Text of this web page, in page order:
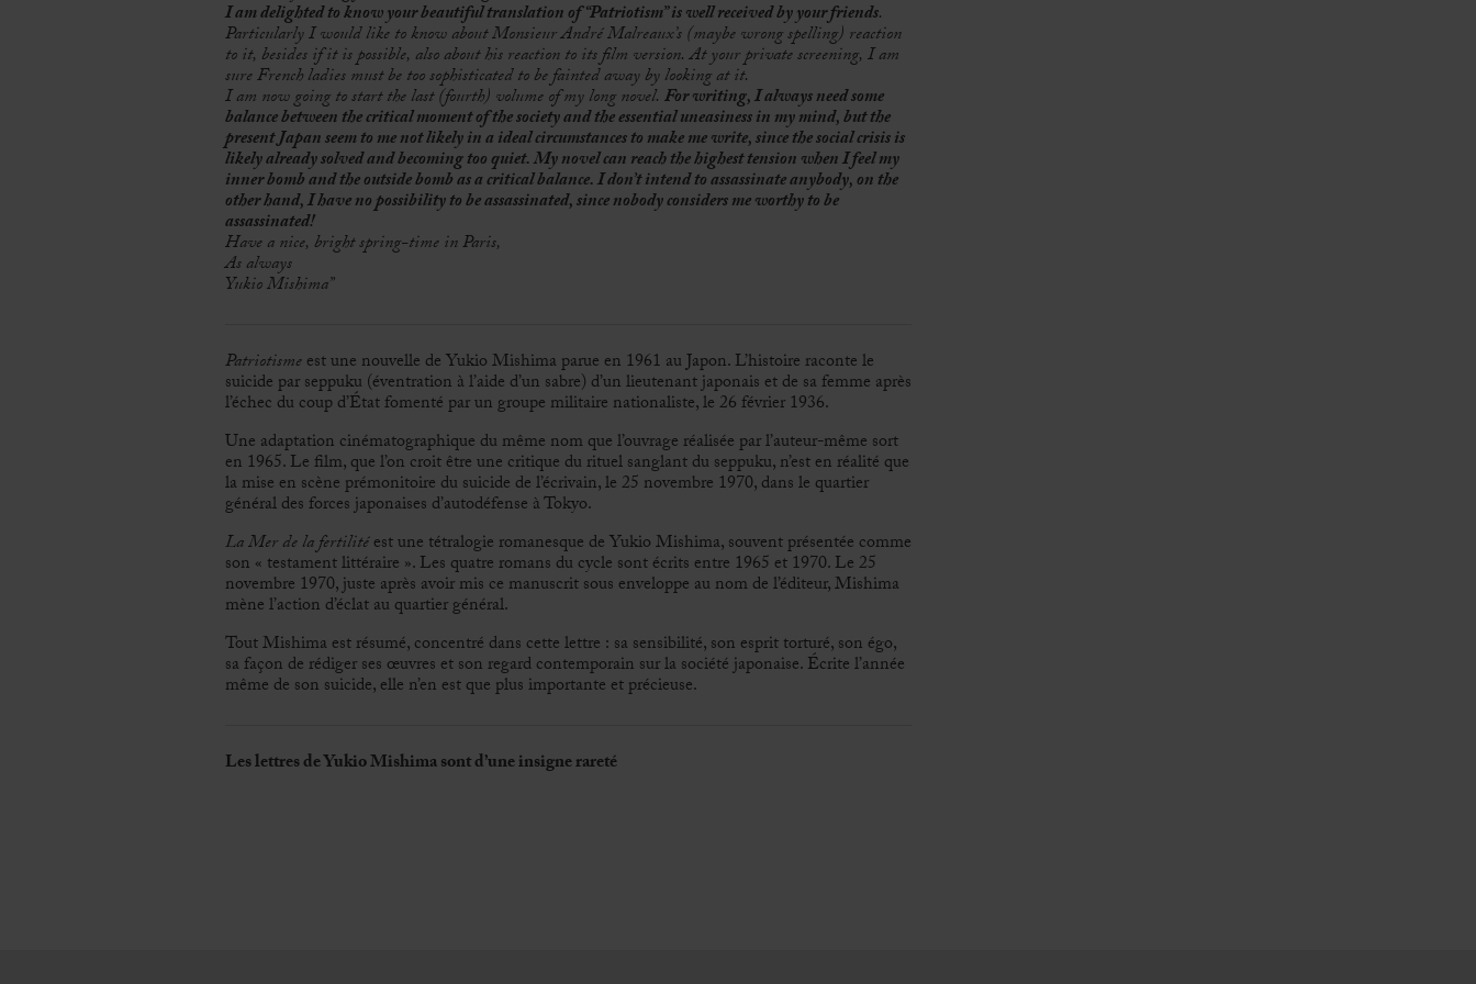
I am delighted to know your beautiful translation of “Patriotism” is well received by your friends.
Particularly I would like to know about Monsieur André Malreaux’s (maybe wrong spelling) reaction
to it, besides if it is possible, also about his reaction to its film version. At your private screening, I am
sure French ladies must be too sophisticated to be fainted away by looking at it.
I am now going to start the last (fourth) volume of my long novel. For writing, I always need some
balance between the critical moment of the society and the essential uneasiness in my mind, but the
present Japan seem to me not likely in a ideal circumstances to make me write, since the social crisis is
likely already solved and becoming too quiet. My novel can reach the highest tension when I feel my
inner bomb and the outside bomb as a critical balance. I don’t intend to assassinate anybody, on the
other hand, I have no possibility to be assassinated, since nobody considers me worthy to be
assassinated!
Have a nice, bright spring-time in Paris,
As always
Yukio Mishima”
Patriotismeest une nouvelle de Yukio Mishima parue en 1961 au Japon. L’histoire raconte le
suicide par seppuku (éventration à l’aide d’un sabre) d’un lieutenant japonais et de sa femme après
l’échec du coup d’État fomenté par un groupe militaire nationaliste, le 26 février 1936.
Une adaptation cinématographique du même nom que l’ouvrage réalisée par l’auteur-même sort
en 1965. Le film, que l’on croit être une critique du rituel sanglant du seppuku, n’est en réalité que
la mise en scène prémonitoire du suicide de l’écrivain, le 25 novembre 1970, dans le quartier
général des forces japonaises d’autodéfense à Tokyo.
La Mer de la fertilitéest une tétralogie romanesque de Yukio Mishima, souvent présentée comme
son « testament littéraire ». Les quatre romans du cycle sont écrits entre 1965 et 1970. Le 25
novembre 1970, juste après avoir mis ce manuscrit sous enveloppe au nom de l’éditeur, Mishima
mène l’action d’éclat au quartier général.
Tout Mishima est résumé, concentré dans cette lettre : sa sensibilité, son esprit torturé, son égo,
sa façon de rédiger ses œuvres et son regard contemporain sur la société japonaise. Écrite l’année
même de son suicide, elle n’en est que plus importante et précieuse.
Les lettres de Yukio Mishima sont d’une insigne rareté